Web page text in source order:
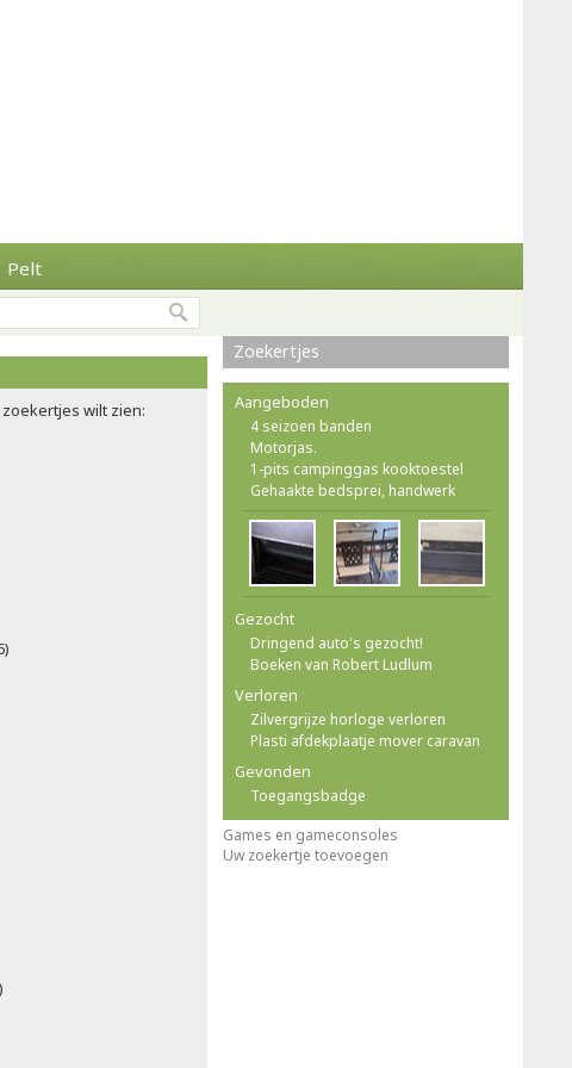
Pelt
wilt zien:
Zoekertjes
Aangeboden
4 seizoen banden
Motorjas.
1-pits campinggas kooktoestel
Gehaakte bedsprei, handwerk
Gezocht
Dringend auto's gezocht!
Boeken van Robert Ludlum
Verloren
Zilvergrijze horloge verloren
Plasti afdekplaatje mover caravan
Gevonden
Toegangsbadge
Games en gameconsoles
Uw zoekertje toevoegen